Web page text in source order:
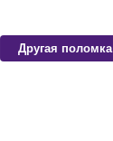
Другая поломка